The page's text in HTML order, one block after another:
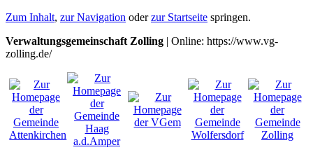
Zum Inhalt, zur Navigation oderzur Startseite springen.
Verwaltungsgemeinschaft Zolling | Online: https://www.vg-
zolling.de/